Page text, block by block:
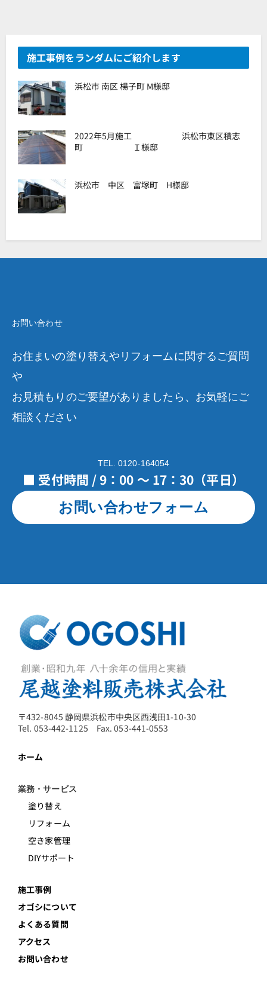
施工事例をランダムにご紹介します
浜松市 南区 楊子町 M様邸
2022年5月施工 浜松市東区積志
町 Ｉ様邸
浜松市 中区 富塚町 H様邸
お問い合わせ
お住まいの塗り替えやリフォームに関するご質問
や
お見積もりのご要望がありましたら、お気軽にご
相談ください
TEL. 0120-164054
■ 受付時間 / 9：00 ～ 17：30（平日）
お問い合わせフォーム
〒432-8045 静岡県浜松市中央区西浅田1-10-30
Tel. 053-442-1125 Fax. 053-441-0553
ホーム
業務・サービス
塗り替え
リフォーム
空き家管理
DIYサポート
施工事例
オゴシについて
よくある質問
アクセス
お問い合わせ